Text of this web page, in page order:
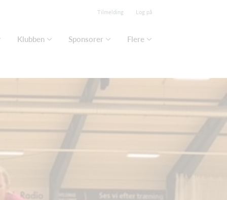
Tilmelding Log på
Klubben Sponsorer Flere